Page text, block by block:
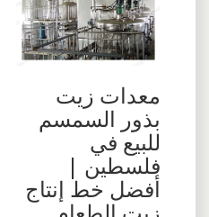
معدات زيت
بذور السمسم
للبيع في
فلسطين |
أفضل خط إنتاج